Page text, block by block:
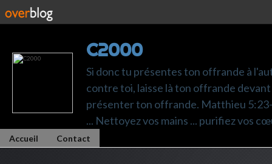
C2000
Si donc tu présentes ton offrande à
contre toi, laisse là ton offrande
présenter ton offrande. Matthieu 5:23-
... Nettoyez vos mains ... purifiez vos
Accueil Contact